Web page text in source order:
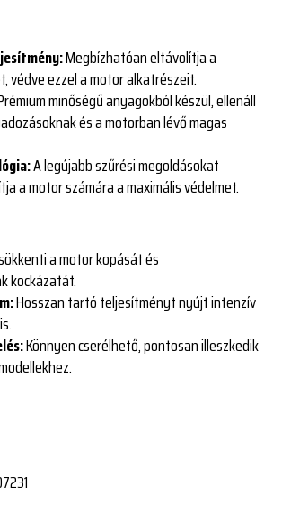
Megbízhatóan eltávolítja a
védve ezzel a motor alkatrészeit.
minőségű anyagokból készül, ellenáll
és a motorban lévő magas
A legújabb szűrési megoldásokat
a motor számára a maximális védelmet.
a motor kopását és
kockázatát.
Hosszan tartó teljesítményt nyújt intenzív
Könnyen cserélhető, pontosan illeszkedik